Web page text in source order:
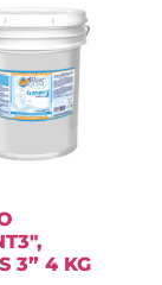
3” 4 KG